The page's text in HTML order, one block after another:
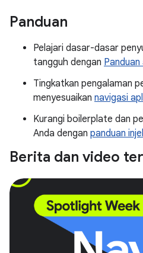
Panduan
Pelajari dasar-dasar
tangguh dengan
Tingkatkan pengalaman
menyesuaikan navigasi
Kurangi boilerplate dan
Anda dengan panduan
Berita dan video